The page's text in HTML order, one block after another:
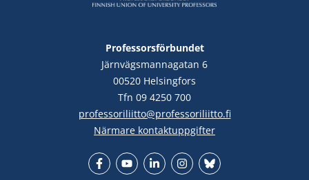
Professorsförbundet
Järnvägsmannagatan 6
00520 Helsingfors
Tfn 09 4250 700
professoriliitto@professoriliitto.fi
Närmare kontaktuppgifter